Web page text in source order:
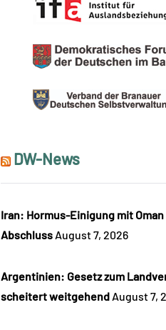
DW-News
Iran: Hormus-Einigung mit
Abschluss August 7, 2026
Argentinien: Gesetz zum
scheitert weitgehend August 7,